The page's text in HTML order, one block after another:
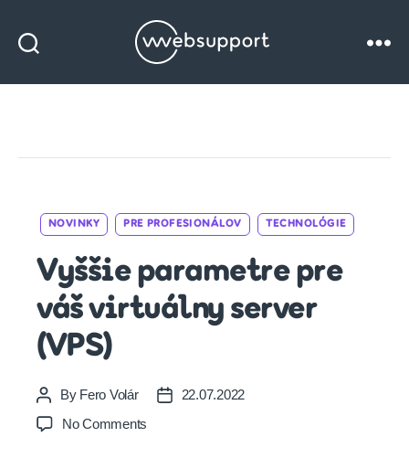
Websupport
Categories
NOVINKY PRE PROFESIONÁLOV TECHNOLÓGIE
Vyššie parametre pre
váš virtuálny server
(VPS)
Post
author
By Fero Volár
Post22.07.2022
No Comments